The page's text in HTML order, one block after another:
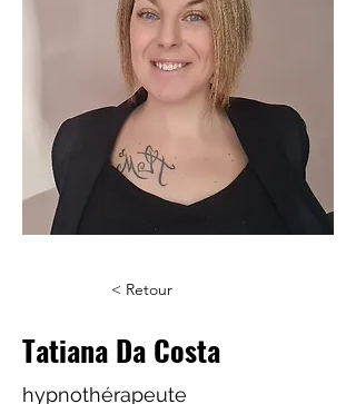
< Retour
Tatiana Da Costa
hypnothérapeute